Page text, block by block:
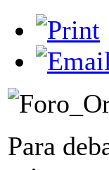
Para